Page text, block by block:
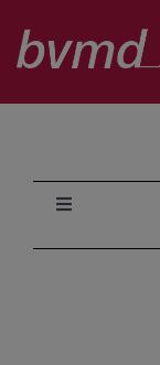
Inhalt
Projekte und AGs
Toggle